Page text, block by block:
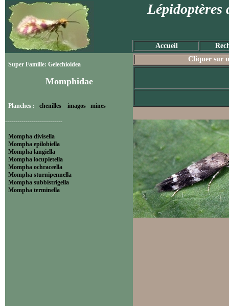
Lépidoptères
Accueil
Super Famille: Gelechioidea
Momphidae
Planches : chenilles imagos mines
----------------------------
Mompha divisella
Mompha epilobiella
Mompha langiella
Mompha locupletella
Mompha ochraceella
Mompha sturnipennella
Mompha subbistrigella
Mompha terminella
Cliquer sur